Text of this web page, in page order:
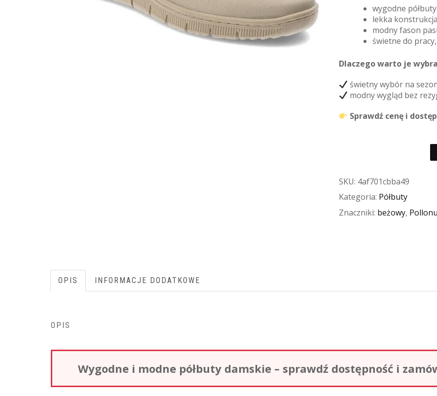
wygodne
lekka
modny fason
świetne do
Dlaczego warto je
świetny wybór na
modny wygląd bez
Sprawdź cenę i
SKU: 4af701cbba49
Kategoria: Półbuty
Znaczniki: beżowy,
OPIS INFORMACJE DODATKOWE
OPIS
Wygodne i modne półbuty damskie – sprawdź dostępność i